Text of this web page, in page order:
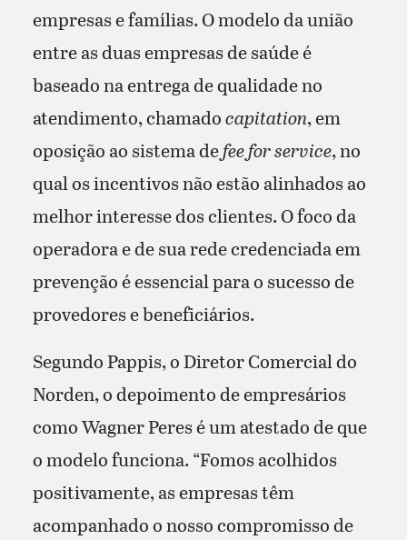
empresas e famílias. O modelo da união
entre as duas empresas de saúde é
baseado na entrega de qualidade no
atendimento, chamadocapitation, em
oposição ao sistema defee for service, no
qual os incentivos não estão alinhados ao
melhor interesse dos clientes. O foco da
operadora e de sua rede credenciada em
prevenção é essencial para o sucesso de
provedores e beneficiários.
Segundo Pappis, o Diretor Comercial do
Norden, o depoimento de empresários
como Wagner Peres é um atestado de que
o modelo funciona. “Fomos acolhidos
positivamente, as empresas têm
acompanhado o nosso compromisso de